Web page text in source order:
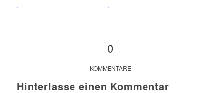
0
KOMMENTARE
Hinterlasse einen Kommentar